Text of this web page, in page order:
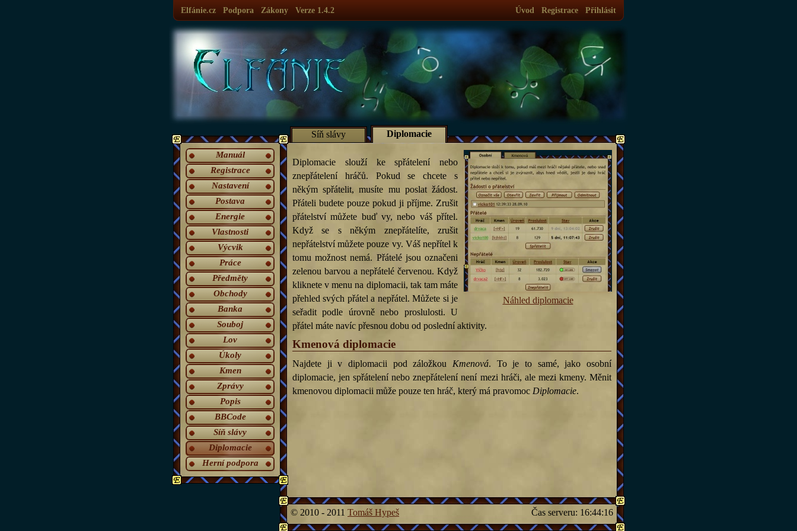
Elfánie.cz Podpora Zákony Verze 1.4.2 Úvod Registrace Přihlásit
Manuál
Registrace
Nastavení
Postava
Energie
Vlastnosti
Výcvik
Práce
Předměty
Obchody
Banka
Souboj
Lov
Úkoly
Kmen
Zprávy
Popis
BBCode
Síň slávy
Diplomacie
Herní podpora
Síň slávy Diplomacie
Náhled diplomacie
Diplomacie slouží ke spřátelení nebo
znepřátelení hráčů. Pokud se chcete s
někým spřátelit, musíte mu poslat žádost.
Přáteli budete pouze pokud ji příjme. Zrušit
přátelství můžete buď vy, nebo váš přítel.
Když se s někým znepřátelíte, zrušit
nepřátelství můžete pouze vy. Váš nepřítel k
tomu možnost nemá. Přátelé jsou označeni
zelenou barvou a nepřátelé červenou. Když
kliknete v menu na diplomacii, tak tam máte
přehled svých přátel a nepřátel. Můžete si je
seřadit podle úrovně nebo proslulosti. U
přátel máte navíc přesnou dobu od poslední aktivity.
Kmenová diplomacie
Najdete ji v diplomacii pod záložkou Kmenová. To je to samé, jako osobní
diplomacie, jen spřátelení nebo znepřátelení není mezi hráči, ale mezi kmeny. Měnit
kmenovou diplomacii může pouze ten hráč, který má pravomoc Diplomacie.
Čas serveru: 16:44:16
© 2010 - 2011 Tomáš Hypeš